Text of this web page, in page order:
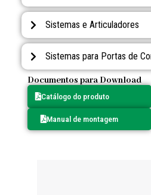
Sistemas e Articuladores
Sistemas para Portas de
Documentos para Download
Catálogo do produto
Manual de montagem